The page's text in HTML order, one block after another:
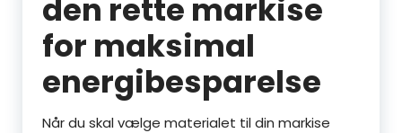
den rette markise
for maksimal
energibesparelse
Når du skal vælge materialet til din markise